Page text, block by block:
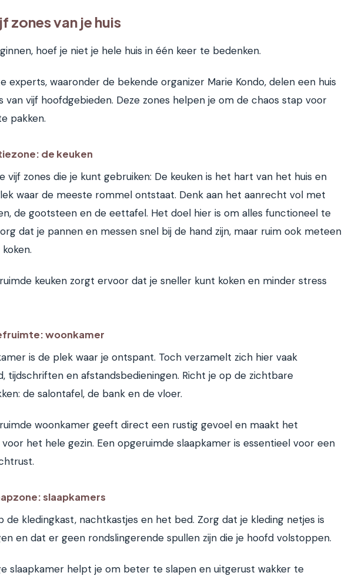
zones van je huis
hoef je niet je hele huis in één keer te bedenken.
experts, waaronder de bekende organizer Marie Kondo, delen een huis
van vijf hoofdgebieden. Deze zones helpen je om de chaos stap voor
pakken.
de keuken
vijf zones die je kunt gebruiken: De keuken is het hart van het huis en
waar de meeste rommel ontstaat. Denk aan het aanrecht vol met
de gootsteen en de eettafel. Het doel hier is om alles functioneel te
dat je pannen en messen snel bij de hand zijn, maar ruim ook meteen
keuken zorgt ervoor dat je sneller kunt koken en minder stress
woonkamer
is de plek waar je ontspant. Toch verzamelt zich hier vaak
tijdschriften en afstandsbedieningen. Richt je op de zichtbare
de salontafel, de bank en de vloer.
woonkamer geeft direct een rustig gevoel en maakt het
het hele gezin. Een opgeruimde slaapkamer is essentieel voor een
slaapkamers
de kledingkast, nachtkastjes en het bed. Zorg dat je kleding netjes is
en dat er geen rondslingerende spullen zijn die je hoofd volstoppen.
slaapkamer helpt je om beter te slapen en uitgerust wakker te